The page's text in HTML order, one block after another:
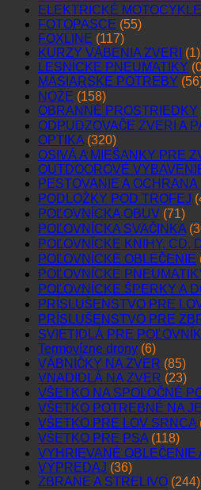
ELEKTRICKÉ MOTOCYKLE
FOTOPASCE (55)
FOXLINE (117)
KURZY VÁBENIA ZVERI (1)
LESNÍCKE PNEUMATIKY
MÄSIARSKE POTREBY
NOŽE (158)
OBRANNÉ PROSTRIEDKY
ODPUDZOVAČE ZVERI A
OPTIKA (320)
OSIVÁ A MIEŠANKY PRE
OUTDOOROVÉ
PESTOVANIE A OCHRANA
PODLOŽKY POD TROFEJ
POĽOVNÍCKA OBUV (71)
POĽOVNÍCKA SVAČINKA
POĽOVNÍCKE KNIHY, CD,
POĽOVNÍCKE OBLEČENIE
POĽOVNÍCKE
POĽOVNÍCKE ŠPERKY A
PRÍSLUŠENSTVO PRE
PRÍSLUŠENSTVO PRE
SVIETIDLÁ PRE
Termovízne drony (6)
VÁBNIČKY NA ZVER (85)
VNADIDLÁ NA ZVER (23)
VŠETKO NA SPOLOČNÉ
VŠETKO POTREBNÉ NA
VŠETKO PRE LOV SRNCA
VŠETKO PRE PSA (118)
VYHRIEVANÉ OBLEČENIE
VÝPREDAJ (36)
ZBRANE A STRELIVO (244)